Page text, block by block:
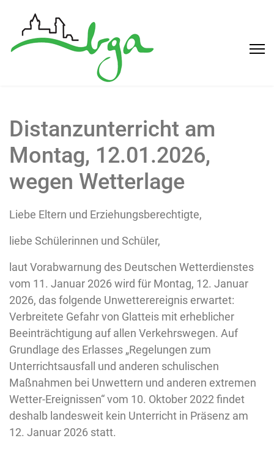
Distanzunterricht am
Montag, 12.01.2026,
wegen Wetterlage
Liebe Eltern und Erziehungsberechtigte,
liebe Schülerinnen und Schüler,
laut Vorabwarnung des Deutschen Wetterdienstes
vom 11. Januar 2026 wird für Montag, 12. Januar
2026, das folgende Unwetterereignis erwartet:
Verbreitete Gefahr von Glatteis mit erheblicher
Beeinträchtigung auf allen Verkehrswegen. Auf
Grundlage des Erlasses „Regelungen zum
Unterrichtsausfall und anderen schulischen
Maßnahmen bei Unwettern und anderen extremen
Wetter-Ereignissen“ vom 10. Oktober 2022 findet
deshalb landesweit kein Unterricht in Präsenz am
12. Januar 2026 statt.